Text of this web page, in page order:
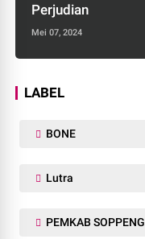
Perjudian
Mei 07, 2024
LABEL
BONE
Lutra
PEMKAB SOPPENG